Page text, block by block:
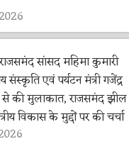
सांसद महिमा कुमारी
संस्कृति एवं पर्यटन मंत्री गजेंद्र
की मुलाकात, राजसमंद झील
विकास के मुद्दों पर की चर्चा